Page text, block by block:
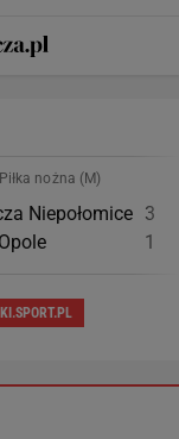
nożna (M)
Niepołomice 3
1